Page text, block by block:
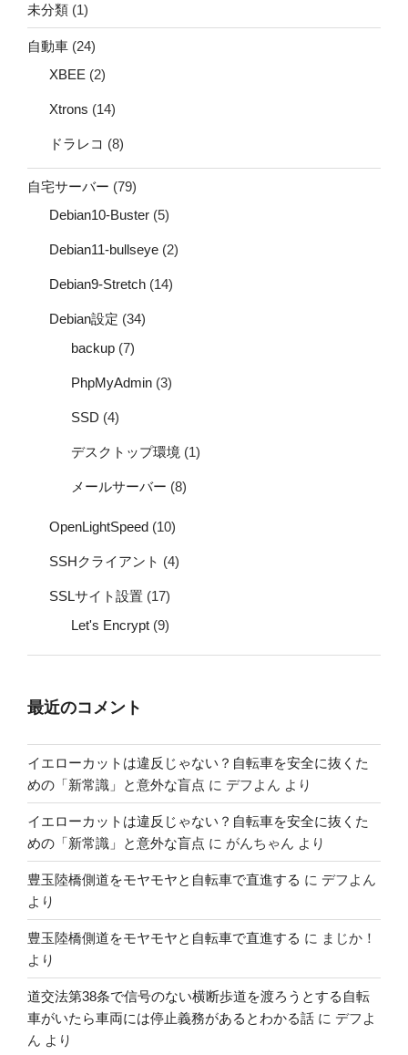
未分類 (1)
自動車 (24)
XBEE (2)
Xtrons (14)
ドラレコ (8)
自宅サーバー (79)
Debian10-Buster (5)
Debian11-bullseye (2)
Debian9-Stretch (14)
Debian設定 (34)
backup (7)
PhpMyAdmin (3)
SSD (4)
デスクトップ環境 (1)
メールサーバー (8)
OpenLightSpeed (10)
SSHクライアント (4)
SSLサイト設置 (17)
Let's Encrypt (9)
最近のコメント
イエローカットは違反じゃない？自転車を安全に抜くた
めの「新常識」と意外な盲点 に デフよん より
イエローカットは違反じゃない？自転車を安全に抜くた
めの「新常識」と意外な盲点 に がんちゃん より
豊玉陸橋側道をモヤモヤと自転車で直進する に デフよん
より
豊玉陸橋側道をモヤモヤと自転車で直進する に まじか！
より
道交法第38条で信号のない横断歩道を渡ろうとする自転
車がいたら車両には停止義務があるとわかる話 に デフよ
ん より